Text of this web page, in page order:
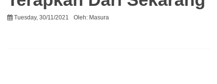
Tuesday, 30/11/2021 Oleh: Masura